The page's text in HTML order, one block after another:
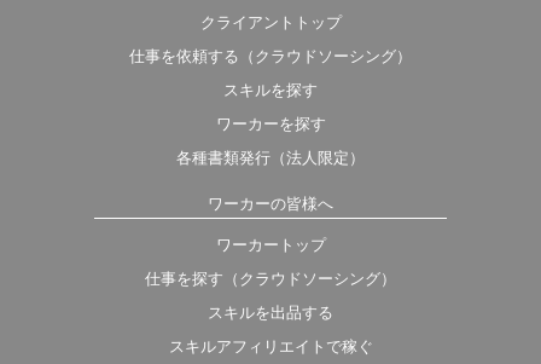
クライアントトップ
仕事を依頼する（クラウドソーシング）
スキルを探す
ワーカーを探す
各種書類発行（法人限定）
ワーカーの皆様へ
ワーカートップ
仕事を探す（クラウドソーシング）
スキルを出品する
スキルアフィリエイトで稼ぐ